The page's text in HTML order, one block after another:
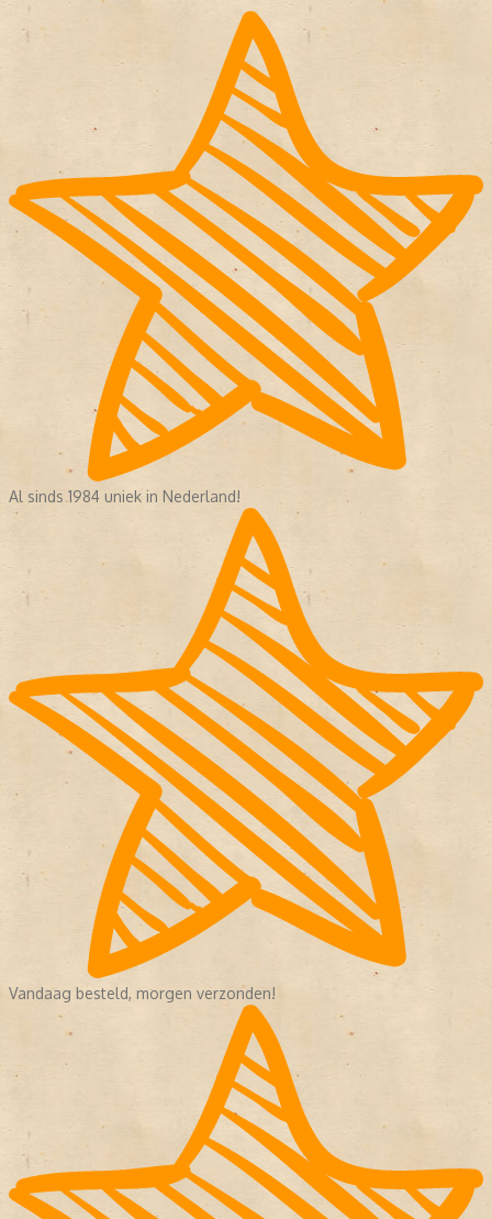
Al sinds 1984 uniek in Nederland!
Vandaag besteld, morgen verzonden!